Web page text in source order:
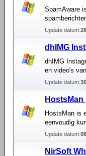
SpamAware
Update datum:
dhIMG
dhIMG
en video's
Update datum:
HostsMan
HostsMan is
eenvoudig
Update datum:
NirSoft